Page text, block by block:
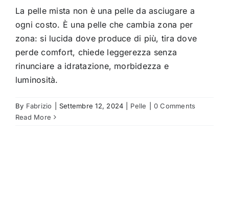
La pelle mista non è una pelle da asciugare a
ogni costo. È una pelle che cambia zona per
zona: si lucida dove produce di più, tira dove
perde comfort, chiede leggerezza senza
rinunciare a idratazione, morbidezza e
luminosità.
By Fabrizio Settembre 12, 2024 Pelle
0 Comments
Read More